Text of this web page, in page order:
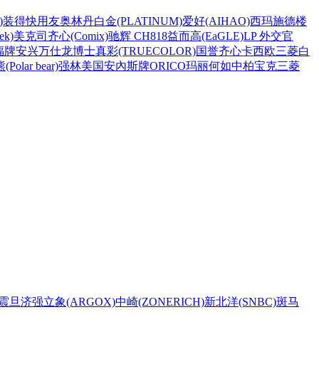
装得快用友奥林丹白金(PLATINUM)爱好(AIHAO)西玛施德楼
美克司 齐心(Comix)驰辉 CH818益而高(EaGLE)LP 外交官
牌安兴万仕龙博士真彩(TRUECOLOR)国誉齐心卡西欧三菱白
(Polar bear)强林美国安內斯牌ORICO玛丽何如中柏宝克三菱
旦济强立象(ARGOX)中崎(ZONERICH)新北洋(SNBC)斑马